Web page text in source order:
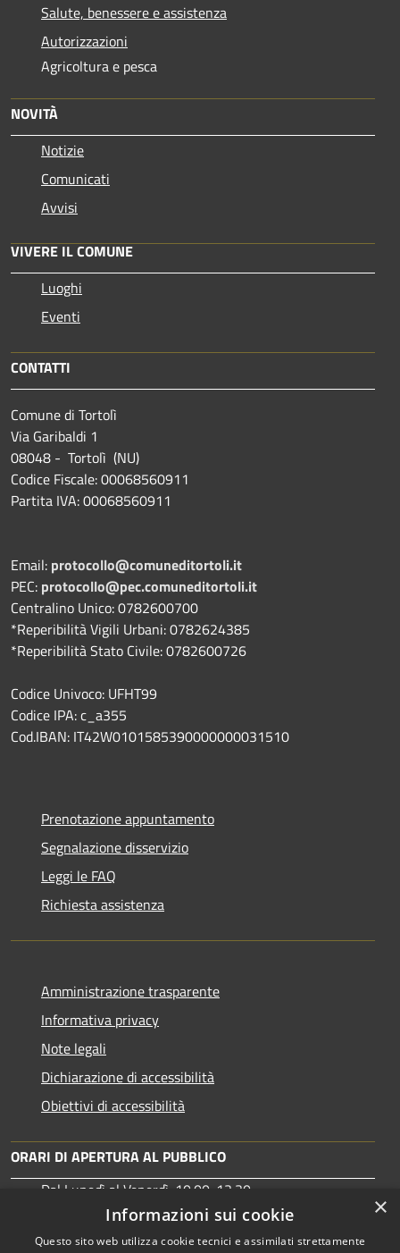
Salute, benessere e assistenza
Autorizzazioni
Agricoltura e pesca
NOVITÀ
Notizie
Comunicati
Avvisi
VIVERE IL COMUNE
Luoghi
Eventi
CONTATTI
Comune di Tortolì
Via Garibaldi 1
08048 - Tortolì (NU)
Codice Fiscale: 00068560911
Partita IVA: 00068560911
Email: protocollo@comuneditortoli.it
PEC: protocollo@pec.comuneditortoli.it
Centralino Unico: 0782600700
*Reperibilità Vigili Urbani: 0782624385
*Reperibilità Stato Civile: 0782600726
Codice Univoco: UFHT99
Codice IPA: c_a355
Cod.IBAN: IT42W0101585390000000031510
Prenotazione appuntamento
Segnalazione disservizio
Leggi le FAQ
Richiesta assistenza
Amministrazione trasparente
Informativa privacy
Note legali
Dichiarazione di accessibilità
Obiettivi di accessibilità
ORARI DI APERTURA AL PUBBLICO
Dal Lunedì al Venerdì: 10:00-13:30
Martedì: 15:30-17:00
×
Informazioni sui cookie
Questo sito web utilizza cookie tecnici e assimilati strettamente